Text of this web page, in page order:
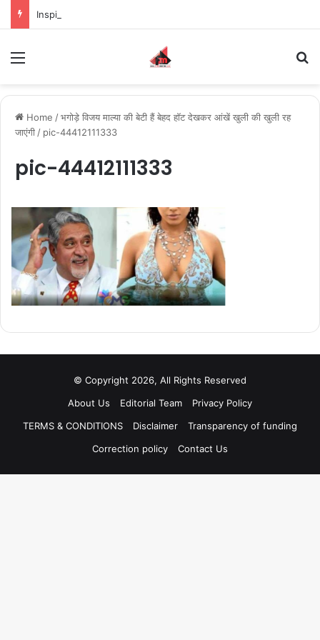
Home /भगोड़े विजय माल्या की बेटी हैं बेहद हॉट देखकर आंखें खुली की खुली रह
जाएंगी / pic-44412111333
pic-44412111333
© Copyright 2026, All Rights Reserved
About Us
Editorial Team
Privacy Policy
TERMS & CONDITIONS
Disclaimer
Transparency of funding
Correction policy
Contact Us